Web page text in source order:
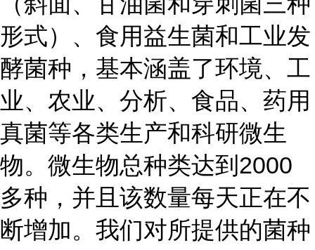
形式）、食用益生菌和工业发
酵菌种，基本涵盖了环境、工
业、农业、分析、食品、药用
真菌等各类生产和科研微生
物。微生物总种类达到2000
多种，并且该数量每天正在不
断增加。我们对所提供的菌种